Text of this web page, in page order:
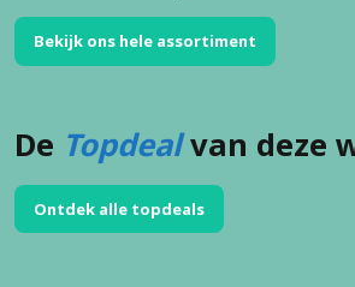
Bekijk ons hele assortiment
De Topdealvan deze
Ontdek alle topdeals